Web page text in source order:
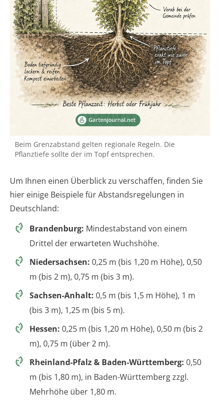
Beim Grenzabstand gelten regionale Regeln. Die
Pflanztiefe sollte der im Topf entsprechen.
Um Ihnen einen Überblick zu verschaffen, finden Sie
hier einige Beispiele für Abstandsregelungen in
Deutschland:
Brandenburg: Mindestabstand von einem
Drittel der erwarteten Wuchshöhe.
Niedersachsen: 0,25 m (bis 1,20 m Höhe), 0,50
m (bis 2 m), 0,75 m (bis 3 m).
Sachsen-Anhalt: 0,5 m (bis 1,5 m Höhe), 1 m
(bis 3 m), 1,25 m (bis 5 m).
Hessen: 0,25 m (bis 1,20 m Höhe), 0,50 m (bis 2
m), 0,75 m (über 2 m).
Rheinland-Pfalz & Baden-Württemberg: 0,50
m (bis 1,80 m), in Baden-Württemberg zzgl.
Mehrhöhe über 1,80 m.